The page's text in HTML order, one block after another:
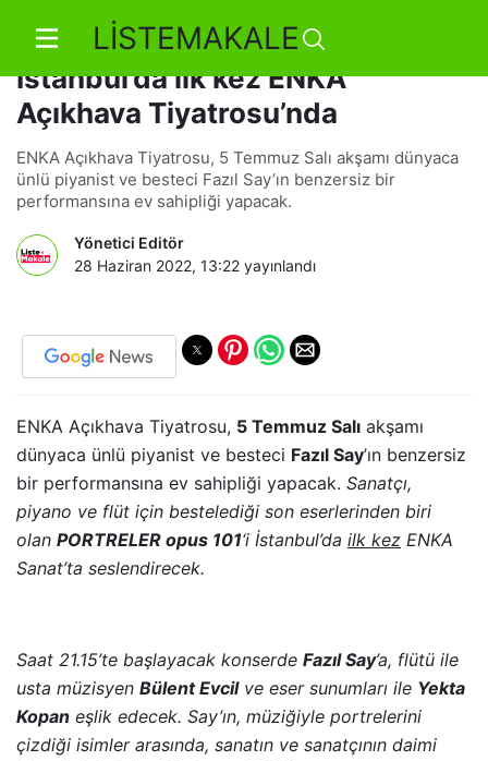
LİSTEMAKALE
Fazıl Say “PORTRELER” eseri ile
İstanbul’da ilk kez ENKA
Açıkhava Tiyatrosu’nda
ENKA Açıkhava Tiyatrosu, 5 Temmuz Salı akşamı dünyaca
ünlü piyanist ve besteci Fazıl Say’ın benzersiz bir
performansına ev sahipliği yapacak.
Yönetici Editör
28 Haziran 2022, 13:22 yayınlandı
ENKA Açıkhava Tiyatrosu, 5 Temmuz Salı akşamı
dünyaca ünlü piyanist ve besteci Fazıl Say’ın benzersiz
bir performansına ev sahipliği yapacak. Sanatçı,
piyano ve flüt için bestelediği son eserlerinden biri
olan PORTRELER opus 101‘i İstanbul’da ilk kez ENKA
Sanat’ta seslendirecek.
Saat 21.15’te başlayacak konserde Fazıl Say’a, flütü ile
usta müzisyen Bülent Evcilve eser sunumları ile Yekta
Kopan eşlik edecek. Say’ın, müziğiyle portrelerini
çizdiği isimler arasında, sanatın ve sanatçının daimi